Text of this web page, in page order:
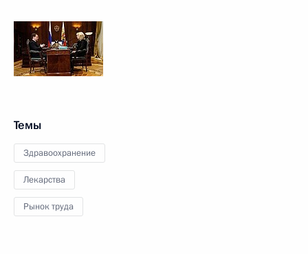
Темы
Здравоохранение
Лекарства
Рынок труда